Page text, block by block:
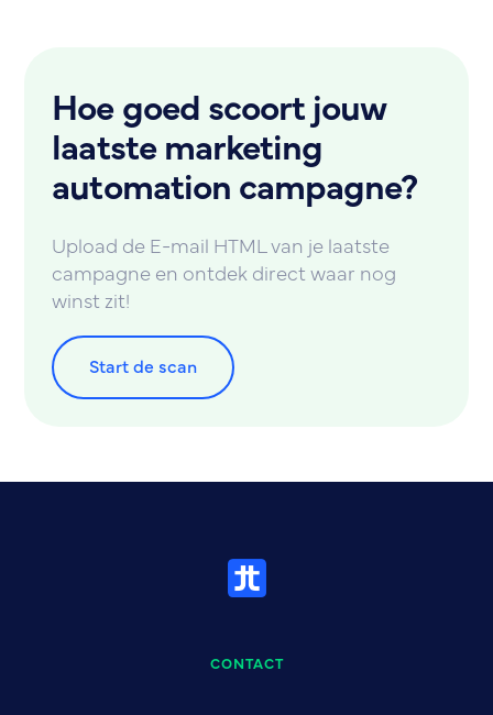
Hoe goed scoort jouw
laatste marketing
automation campagne?
Upload de E-mail HTML van je laatste
campagne en ontdek direct waar nog
winst zit!
Start de scan
CONTACT